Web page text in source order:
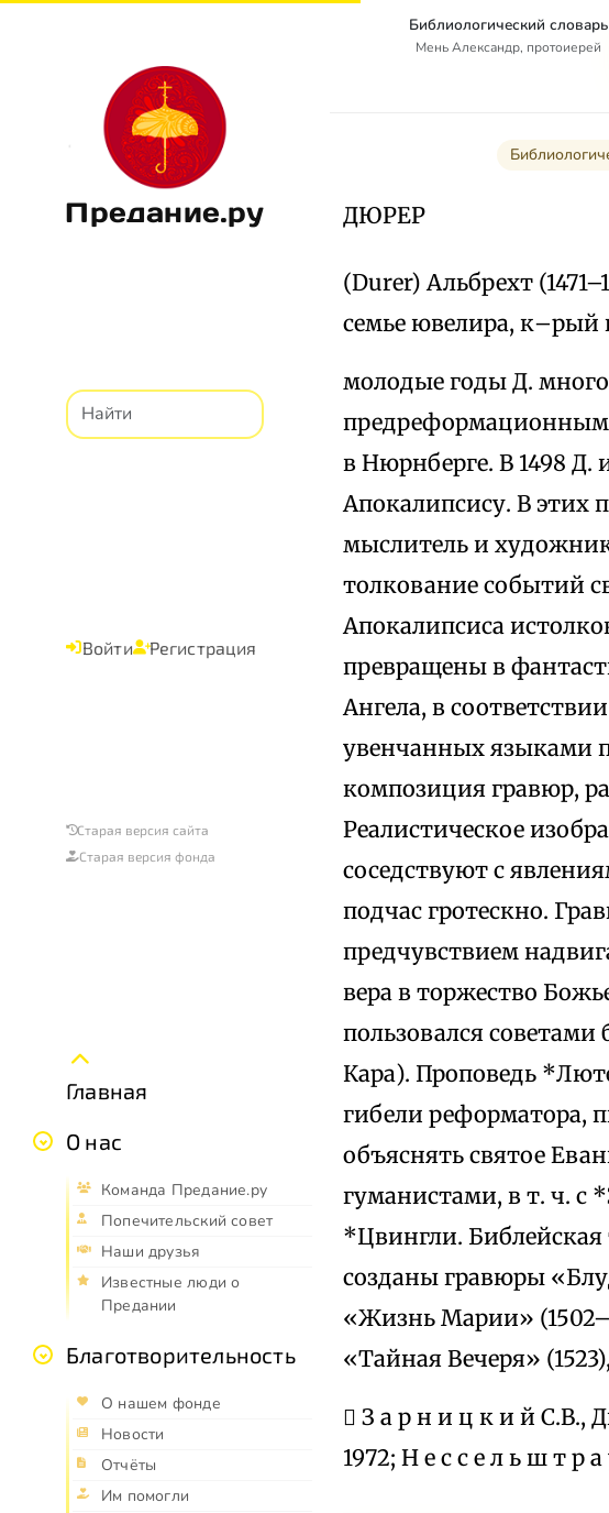
Предание.ру
Войти Регистрация
Старая версия сайта
Старая версия фонда
Главная
О нас
Команда Предание.ру
Попечительский совет
Наши друзья
Известные люди о
Предании
Благотворительность
О нашем фонде
Новости
Отчёты
Им помогли
Библиологический словарь
Мень Александр, протоиерей
ДЮРЕР
(Durer) Альбрехт
семье ювелира, к–рый
молодые годы Д.
в Нюрнберге. В 1498
Апокалипсису. В этих
мыслитель и
толкование событий
Апокалипсиса
превращены в
Ангела, в
увенчанных языками
композиция гравюр,
Реалистическое
соседствуют с
подчас гротескно.
предчувствием
вера в торжество
пользовался
Кара). Проповедь
гибели реформатора,
объяснять святое
гуманистами, в т. ч.
*Цвингли.
созданы гравюры
«Жизнь Марии»
«Тайная Вечеря»
 З а р н и ц к и й С.В.,
1972; Н е с с е л ь ш т р